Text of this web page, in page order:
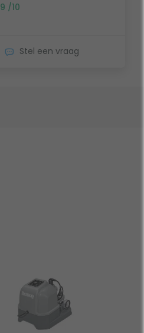
9 /10
Stel een vraag